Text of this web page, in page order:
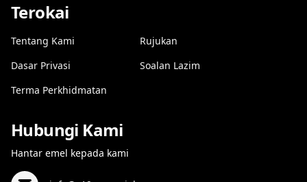
Terokai
Tentang Kami
Dasar Privasi
Terma Perkhidmatan
Rujukan
Soalan Lazim
Hubungi Kami
Hantar emel kepada kami